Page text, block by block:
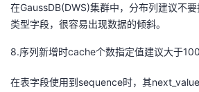
在GaussDB(DWS)集群中，分布列建议不
类型字段，很容易出现数据的倾斜。
8.序列新增时cache个数指定值建议大于100
在表字段使用到sequence时，其